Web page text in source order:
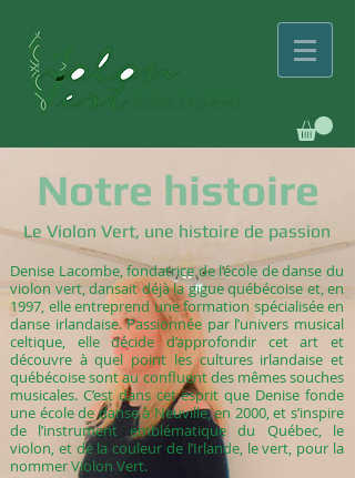
Notre histoire
Le Violon Vert, une histoire de passion
Denise Lacombe, fondatrice de l’école de danse du
violon vert, dansait déjà la gigue québécoise et, en
1997, elle entreprend une formation spécialisée en
danse irlandaise. Passionnée par l’univers musical
celtique, elle décide d’approfondir cet art et
découvre à quel point les cultures irlandaise et
québécoise sont au confluent des mêmes souches
musicales. C’est dans cet esprit que Denise fonde
une école de danse à Neuville, en 2000, et s’inspire
de l’instrument emblématique du Québec, le
violon, et de la couleur de l’Irlande, le vert, pour la
nommer Violon Vert.